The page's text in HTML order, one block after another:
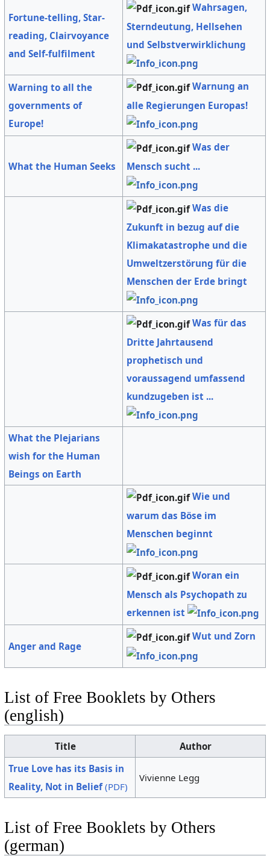
Fortune-telling, Star-
reading, Clairvoyance
and Self-fulfilment
Wahrsagen,
Sterndeutung, Hellsehen
und Selbstverwirklichung
Warning to all the
governments of
Europe!
Warnung an
alle Regierungen Europas!
What the Human Seeks
Was der
Mensch sucht ...
Was die
Zukunft in bezug auf die
Klimakatastrophe und die
Umweltzerstörung für die
Menschen der Erde bringt
Was für das
Dritte Jahrtausend
prophetisch und
voraussagend umfassend
kundzugeben ist ...
What the Plejarians
wish for the Human
Beings on Earth
Wie und
warum das Böse im
Menschen beginnt
Woran ein
Mensch als Psychopath zu
erkennen ist
Anger and Rage
Wut und Zorn
List of Free Booklets by Others
(english)
Title
Author
True Love has its Basis in
Reality, Not in Belief (PDF)
Vivienne Legg
List of Free Booklets by Others
(german)